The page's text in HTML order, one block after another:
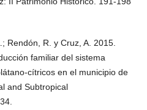
Rendón, R. y Cruz, A. 2015.
familiar del sistema
cítricos en el municipio de
and Subtropical